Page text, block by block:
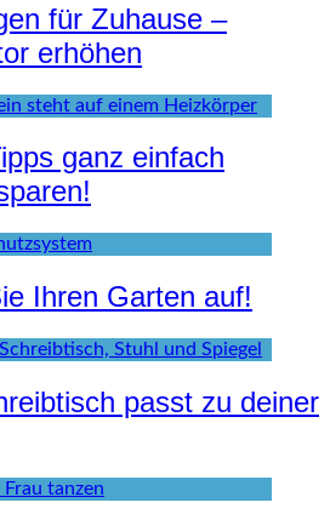
für Zuhause –
erhöhen
ganz einfach
Ihren Garten auf!
passt zu deiner